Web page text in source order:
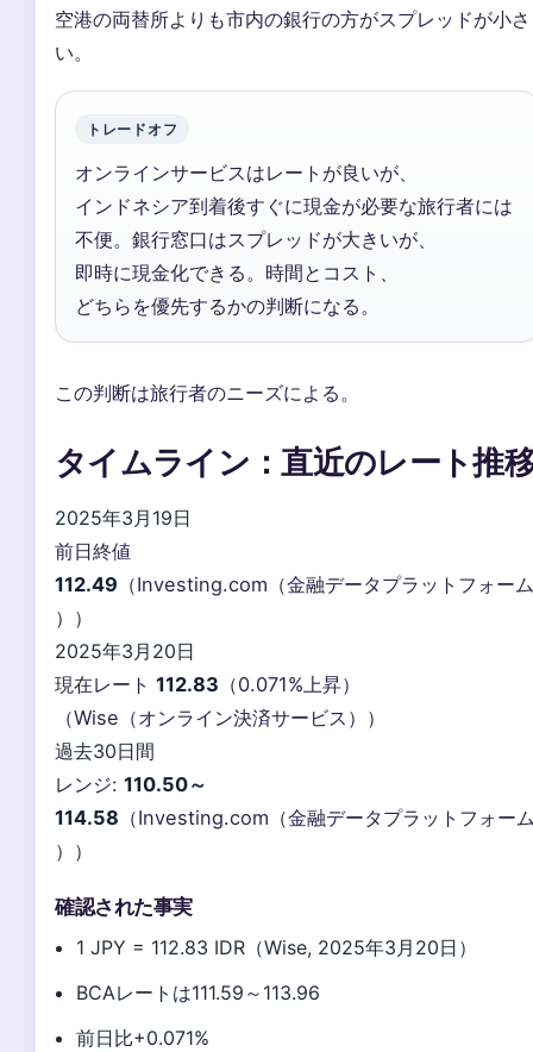
空港の両替所よりも市内の銀行の方がスプレッドが小さ
い。
トレードオフ
オンラインサービスはレートが良いが、
インドネシア到着後すぐに現金が必要な旅行者には
不便。銀行窓口はスプレッドが大きいが、
即時に現金化できる。時間とコスト、
どちらを優先するかの判断になる。
この判断は旅行者のニーズによる。
タイムライン：直近のレート推
2025年3月19日
前日終値
112.49 （Investing.com（金融データプラットフォーム
））
2025年3月20日
現在レート 112.83 （0.071%上昇）
（Wise（オンライン決済サービス））
過去30日間
レンジ: 110.50～
114.58 （Investing.com（金融データプラットフォー
））
確認された事実
1 JPY = 112.83 IDR（Wise, 2025年3月20日）
BCAレートは111.59～113.96
前日比+0.071%